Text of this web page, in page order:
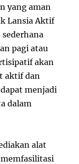
yang aman
Lansia Aktif
pagi atau
akan
aktif dan
menjadi
dalam
alat